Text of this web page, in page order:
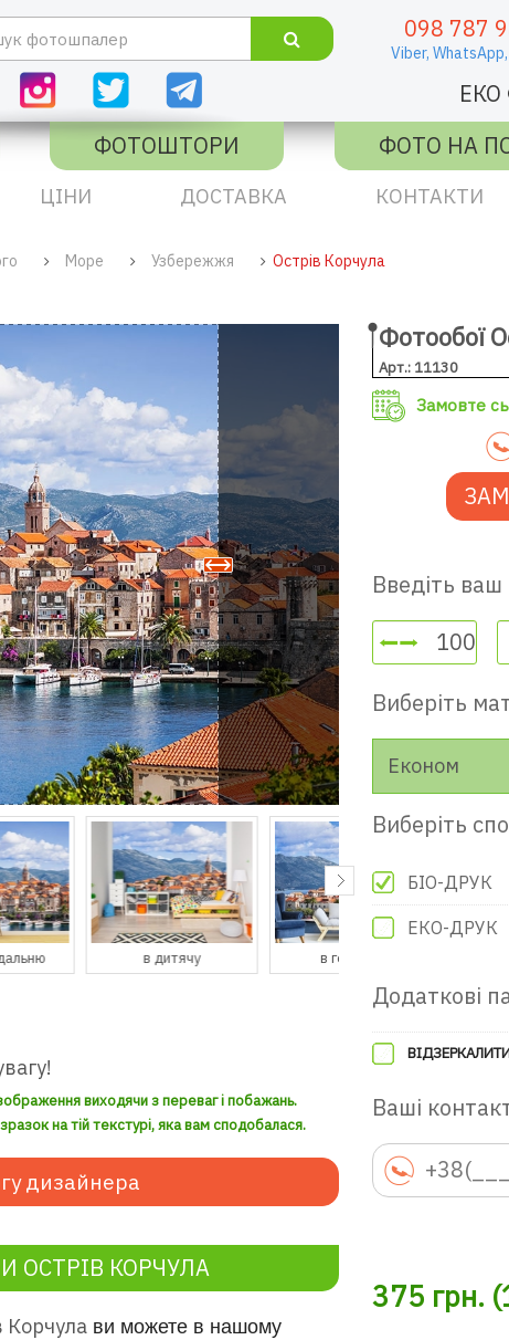
098 787
Viber, WhatsApp,
ФОТОШТОРИ ФОТО НА
ЦІНИ ДОСТАВКА КОНТАКТИ
Море Узбережжя Острів Корчула
в дитячу
виходячи з переваг і побажань.
на тій текстурі, яка вам сподобалася.
дизайнера
ОСТРІВ КОРЧУЛА
Корчула ви можете в нашому
Фотообої
Арт.: 11130
Замовте
Введіть ваш
Виберіть
Економ
Виберіть
БІО-ДРУК
ЕКО-ДРУК
Додаткові
Ваші
375 грн. (